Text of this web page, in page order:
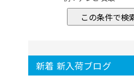
この条件で検
新着 新入荷ブログ